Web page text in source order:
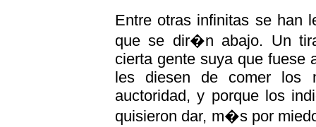
Entre otras infinitas se han
que se dir�n abajo. Un
cierta gente suya que fuese
les diesen de comer los
auctoridad, y porque los
quisieron dar, m�s por